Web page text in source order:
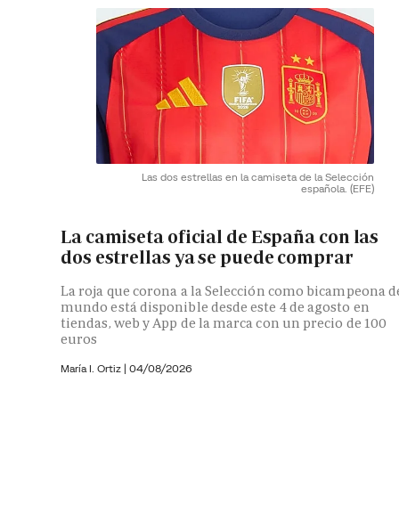
Las dos estrellas en la camiseta de la Selección
española. (EFE)
La camiseta oficial de España con las
dos estrellas ya se puede comprar
La roja que corona a la Selección como bicampeona
mundo está disponible desde este 4 de agosto en
tiendas, web y App de la marca con un precio de 100
euros
María I. Ortiz | 04/08/2026